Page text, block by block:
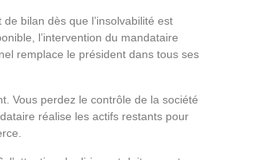
bilan dès que l’insolvabilité est
l’intervention du mandataire
remplace le président dans tous ses
Vous perdez le contrôle de la société
réalise les actifs restants pour